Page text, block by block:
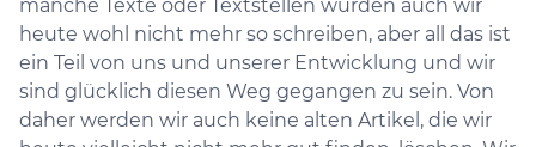
manche Texte oder Textstellen würden auch wir
heute wohl nicht mehr so schreiben, aber all das ist
ein Teil von uns und unserer Entwicklung und wir
sind glücklich diesen Weg gegangen zu sein. Von
daher werden wir auch keine alten Artikel, die wir